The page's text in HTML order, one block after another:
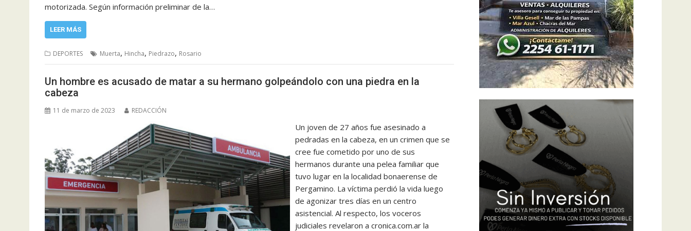
motorizada. Según información preliminar de la…
LEER MÁS
DEPORTES Muerta, Hincha, Piedrazo, Rosario
Un hombre es acusado de matar a su hermano golpeándolo con una piedra en la
cabeza
11 de marzo de 2023 REDACCIÓN
Un joven de 27 años fue asesinado a
pedradas en la cabeza, en un crimen que se
cree fue cometido por uno de sus
hermanos durante una pelea familiar que
tuvo lugar en la localidad bonaerense de
Pergamino. La víctima perdió la vida luego
de agonizar tres días en un centro
asistencial. Al respecto, los voceros
judiciales revelaron a cronica.com.ar la